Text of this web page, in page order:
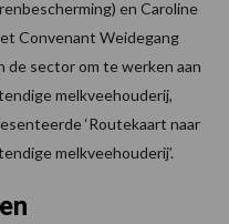
en Caroline
Convenant Weidegang
de sector om te werken aan
melkveehouderij,
‘Routekaart naar
melkveehouderij’.